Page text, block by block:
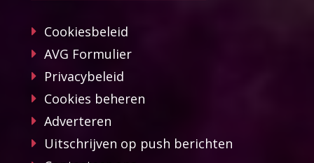
Cookiesbeleid
AVG Formulier
Privacybeleid
Cookies beheren
Adverteren
Uitschrijven op push berichten